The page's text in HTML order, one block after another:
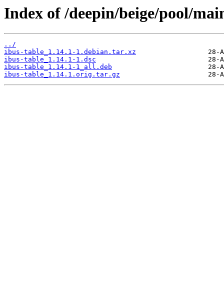
Index of /deepin/beige/pool/
../
ibus-table_1.14.1-1.debian.tar.xz
ibus-table_1.14.1-1.dsc
ibus-table_1.14.1-1_all.deb
ibus-table_1.14.1.orig.tar.gz